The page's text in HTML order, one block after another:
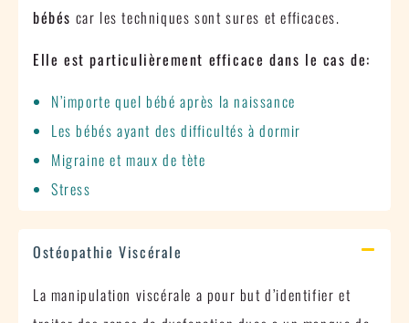
bébés car les techniques sont sures et efficaces.
Elle est particulièrement efficace dans le cas de:
N’importe quel bébé après la naissance
Les bébés ayant des difficultés à dormir
Migraine et maux de tète
Stress
Ostéopathie Viscérale
La manipulation viscérale a pour but d’identifier et